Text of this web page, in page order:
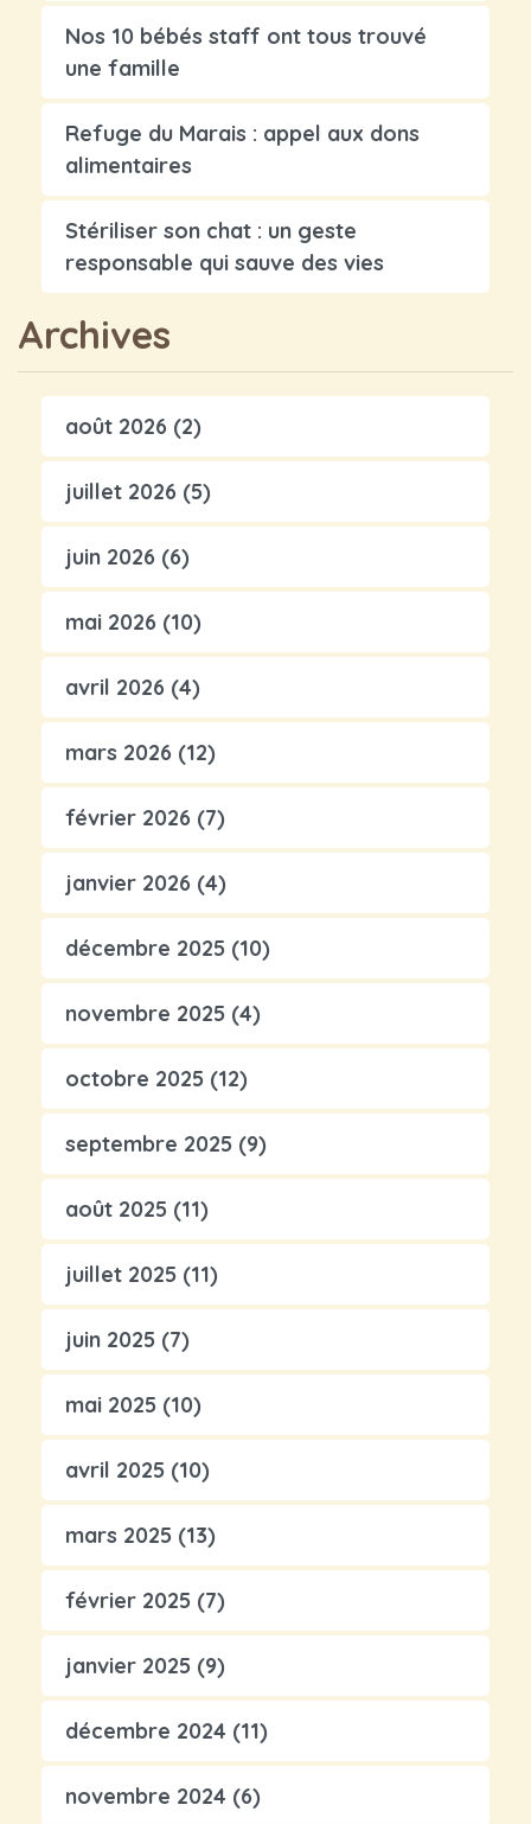
Nos 10 bébés staff ont tous trouvé
une famille
Refuge du Marais : appel aux dons
alimentaires
Stériliser son chat : un geste
responsable qui sauve des vies
Archives
août 2026 (2)
juillet 2026 (5)
juin 2026 (6)
mai 2026 (10)
avril 2026 (4)
mars 2026 (12)
février 2026 (7)
janvier 2026 (4)
décembre 2025 (10)
novembre 2025 (4)
octobre 2025 (12)
septembre 2025 (9)
août 2025 (11)
juillet 2025 (11)
juin 2025 (7)
mai 2025 (10)
avril 2025 (10)
mars 2025 (13)
février 2025 (7)
janvier 2025 (9)
décembre 2024 (11)
novembre 2024 (6)